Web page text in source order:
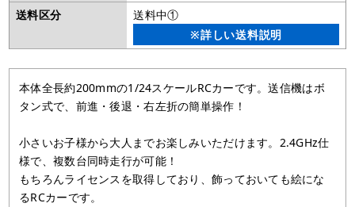
送料区分
送料中①
※詳しい送料説明
本体全長約200mmの1/24スケールRCカーです。送信機はボ
タン式で、前進・後退・右左折の簡単操作！
小さいお子様から大人までお楽しみいただけます。2.4GHz仕
様で、複数台同時走行が可能！
もちろんライセンスを取得しており、飾っておいても絵にな
るRCカーです。